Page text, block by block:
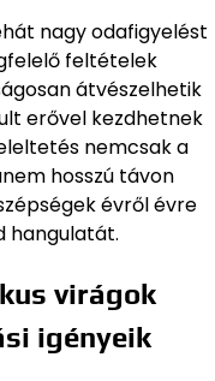
nagy odafigyelést
feltételek
átvészelhetik
erővel kezdhetnek
nemcsak a
hosszú távon
évről évre
hangulatát.
virágok
igényeik